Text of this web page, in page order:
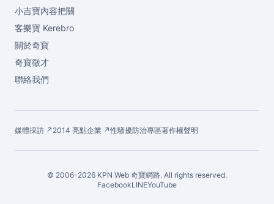
小吉寶內容把關
客樂寶 Kerebro
關於奇寶
奇寶徵才
聯絡我們
媒體採訪 ↗ 2014 亮點企業 ↗性騷擾防治專區著作權聲明
© 2006-2026 KPN Web 奇寶網路. All rights reserved.
FacebookLINEYouTube